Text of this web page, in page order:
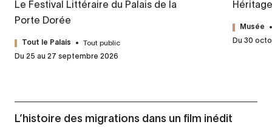
Le Festival Littéraire du Palais de la
Porte Dorée
Tout le Palais
Tout public
Du 25 au 27 septembre 2026
Musée
Du 30
L’histoire des migrations dans un film inédit